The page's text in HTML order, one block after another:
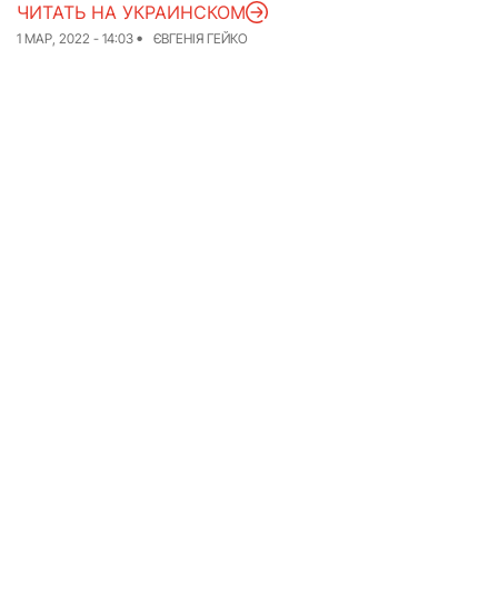
Блог
Проекты
1 МАР, 2022 - 14:03 ЄВГЕНІЯ ГЕЙКО
ЧИТАТЬ НА УКРАИНСКОМ